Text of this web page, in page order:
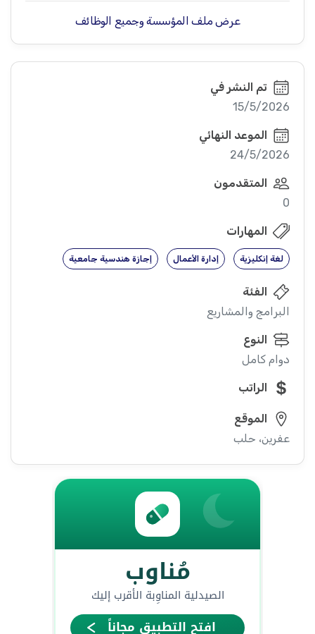
عرض ملف المؤسسة وجميع الوظائف
تم النشر في
15/5/2026
الموعد النهائي
24/5/2026
المتقدمون
0
المهارات
لغة إنكليزية إدارة الأعمال إجازة هندسية جامعية
الفئة
البرامج والمشاريع
النوع
دوام كامل
الراتب
الموقع
عفرين، حلب